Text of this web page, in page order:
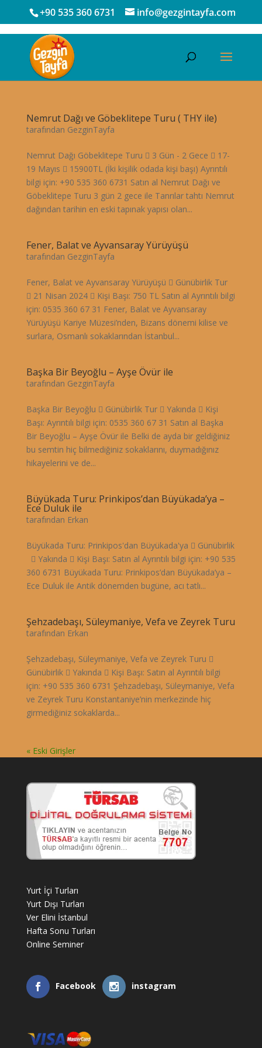
+90 535 360 6731 info@gezgintayfa.com
Nemrut Dağı ve Göbeklitepe Turu ( THY ile)
tarafından GezginTayfa
Nemrut Dağı Göbeklitepe Turu  3 Gün - 2 Gece  17-
19 Mayıs  15900TL (İki kişilik odada kişi başı) Ayrıntılı
bilgi için: +90 535 360 6731 Satın al Nemrut Dağı ve
Göbeklitepe Turu 3 gün 2 gece ile Tanrılar tahtı Nemrut
dağından tarihin en eski tapınak yapısı olan...
Fener, Balat ve Ayvansaray Yürüyüşü
tarafından GezginTayfa
Fener, Balat ve Ayvansaray Yürüyüşü  Günübirlik Tur
 21 Nisan 2024  Kişi Başı: 750 TL Satın al Ayrıntılı bilgi
için: 0535 360 67 31 Fener, Balat ve Ayvansaray
Yürüyüşü Kariye Müzesi’nden, Bizans dönemi kilise ve
surlara, Osmanlı sokaklarından İstanbul...
Başka Bir Beyoğlu – Ayşe Övür ile
tarafından GezginTayfa
Başka Bir Beyoğlu  Günübirlik Tur  Yakında  Kişi
Başı: Ayrıntılı bilgi için: 0535 360 67 31 Satın al Başka
Bir Beyoğlu – Ayşe Övür ile Belki de ayda bir geldiğiniz
bu semtin hiç bilmediğiniz sokaklarını, duymadığınız
hikayelerini ve de...
Büyükada Turu: Prinkipos’dan Büyükada’ya –
Ece Duluk ile
tarafından Erkan
Büyükada Turu: Prinkipos'dan Büyükada'ya  Günübirlik
 Yakında  Kişi Başı: Satın al Ayrıntılı bilgi için: +90 535
360 6731 Büyükada Turu: Prinkipos’dan Büyükada’ya –
Ece Duluk ile Antik dönemden bugüne, acı tatlı...
Şehzadebaşı, Süleymaniye, Vefa ve Zeyrek Turu
tarafından Erkan
Şehzadebaşı, Süleymaniye, Vefa ve Zeyrek Turu 
Günübirlik  Yakında  Kişi Başı: Satın al Ayrıntılı bilgi
için: +90 535 360 6731 Şehzadebaşı, Süleymaniye, Vefa
ve Zeyrek Turu Konstantaniye’nin merkezinde hiç
girmediğiniz sokaklarda...
« Eski Girişler
Yurt İçi Turları
Yurt Dışı Turları
Ver Elini İstanbul
Hafta Sonu Turları
Online Seminer
Facebook instagram